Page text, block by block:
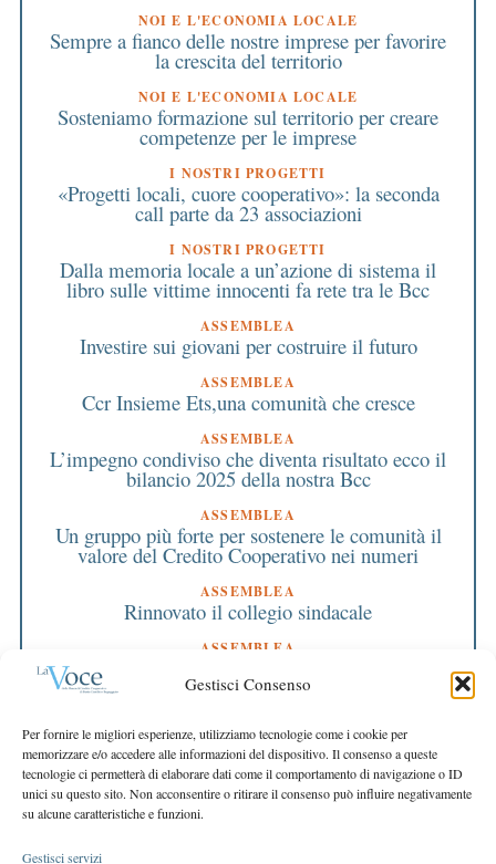
Gestisci Consenso
Per fornire le migliori esperienze, utilizziamo tecnologie come i cookie per
memorizzare e/o accedere alle informazioni del dispositivo. Il consenso a queste
tecnologie ci permetterà di elaborare dati come il comportamento di navigazione o ID
unici su questo sito. Non acconsentire o ritirare il consenso può influire negativamente
su alcune caratteristiche e funzioni.
Gestisci servizi
NOI E L'ECONOMIA LOCALE
Sempre a fianco delle nostre imprese per favorire
la crescita del territorio
NOI E L'ECONOMIA LOCALE
Sosteniamo formazione sul territorio per creare
competenze per le imprese
I NOSTRI PROGETTI
«Progetti locali, cuore cooperativo»: la seconda
call parte da 23 associazioni
I NOSTRI PROGETTI
Dalla memoria locale a un’azione di sistema il
libro sulle vittime innocenti fa rete tra le Bcc
ASSEMBLEA
Investire sui giovani per costruire il futuro
ASSEMBLEA
Ccr Insieme Ets,una comunità che cresce
ASSEMBLEA
L’impegno condiviso che diventa risultato ecco il
bilancio 2025 della nostra Bcc
ASSEMBLEA
Un gruppo più forte per sostenere le comunità il
valore del Credito Cooperativo nei numeri
ASSEMBLEA
Rinnovato il collegio sindacale
ASSEMBLEA
Bilancio approvato all’unanimità e 2 milioni
destinati al territorio
EDITORIALE DIRETTORE
Crescere restando riconoscibili
EDITORIALE PRESIDENTE
Costruire futuro insieme